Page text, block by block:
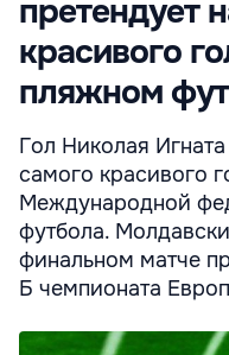
претендует
красивого
пляжном
Гол Николая
самого красивого
Международной
футбола.
финальном матче
Б чемпионата